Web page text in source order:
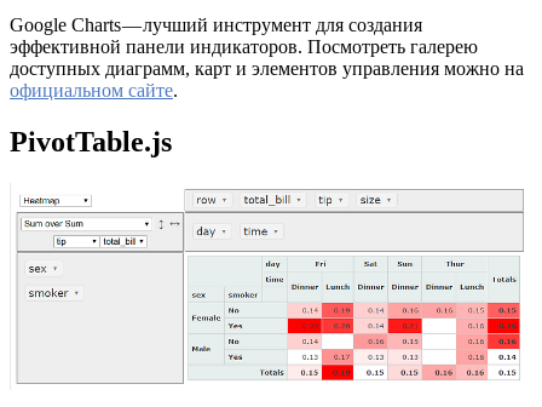
Google Charts — лучший инструмент для создания
эффективной панели индикаторов. Посмотреть галерею
доступных диаграмм, карт и элементов управления можно на
официальном сайте.
PivotTable.js